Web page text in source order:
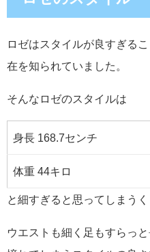
ロゼはスタイルが良すぎる
在を知られていました。
そんなロゼのスタイルは
身長 168.7センチ
体重 44キロ
と細すぎると思ってしまう
ウエストも細く足もすらっ